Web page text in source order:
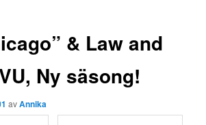
& Law and
Ny säsong!
avAnnika